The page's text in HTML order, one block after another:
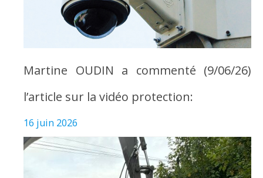
Martine OUDIN a commenté (9/06/26)
l’article sur la vidéo protection:
16 juin 2026